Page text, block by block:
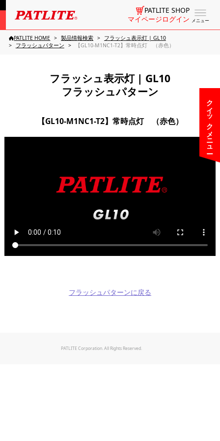
メニュー
PATLITE SHOP
マイページログイン
クイックメニュー
PATLITE HOME 製品情報検索
フラッシュ表示灯 | GL10
フラッシュパターン
【GL10-M1NC1-T2】常時点灯 （赤色）
フラッシュ表示灯 | GL10
フラッシュパターン
【GL10-M1NC1-T2】常時点灯 （赤色）
フラッシュパターンに戻る
PATLITE Corporation. All Rights Reserved.